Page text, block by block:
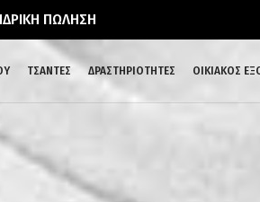
ΠΩΛΗΣΗ
ΤΣΑΝΤΕΣ ΔΡΑΣΤΗΡΙΟΤΗΤΕΣ ΟΙΚΙΑΚΟΣ